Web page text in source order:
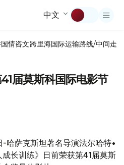
中文
国情咨文跨里海国际运输路线/中间走廊
届莫斯科国际电影节
萨克斯坦著名导演法尔哈特•
长训练》日前荣获第41届莫斯